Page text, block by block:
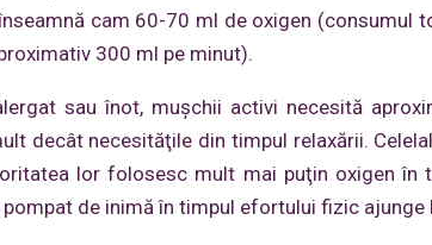
cam 60-70 ml de oxigen (consumul
300 ml pe minut).
sau înot, muşchii activi necesită
decât necesităţile din timpul relaxării.
lor folosesc mult mai puţin oxigen în
de inimă în timpul efortului fizic ajunge